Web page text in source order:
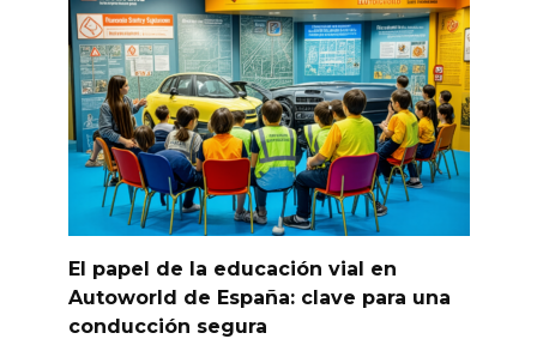
El papel de la educación vial en
Autoworld de España: clave para una
conducción segura